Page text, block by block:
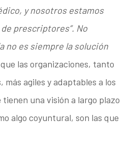
y nosotros estamos
prescriptores”. No
no es siempre la solución
las organizaciones, tanto
agiles y adaptables a los
una visión a largo plazo
algo coyuntural, son las que